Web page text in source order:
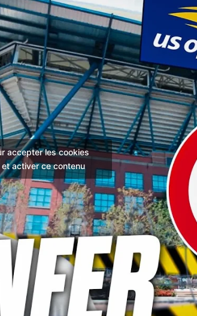
accepter les cookies
activer ce contenu